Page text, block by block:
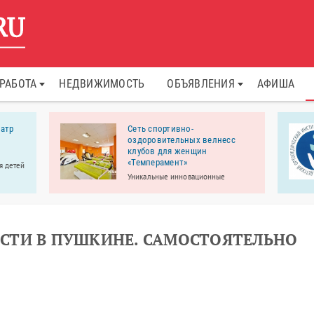
РАБОТА НЕДВИЖИМОСТЬ ОБЪЯВЛЕНИЯ АФИША
детей
Сеть спортивно-
оздоровительных велнесс
клубов для женщин
«Темперамент»
Уникальные инновационные
В ПУШКИНЕ. САМОСТОЯТЕЛЬНО